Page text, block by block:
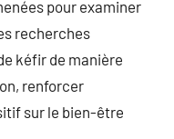
pour examiner
recherches
kéfir de manière
renforcer
sur le bien-être